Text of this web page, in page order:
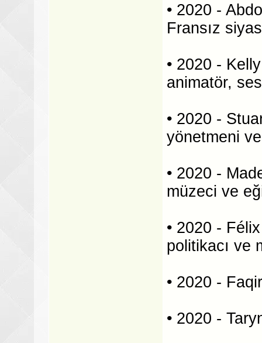
• 2020 -
Fransız
• 2020 -
animatör,
• 2020 -
yönetmeni
• 2020 -
müzeci ve
• 2020 -
politikacı ve
• 2020 -
• 2020 -